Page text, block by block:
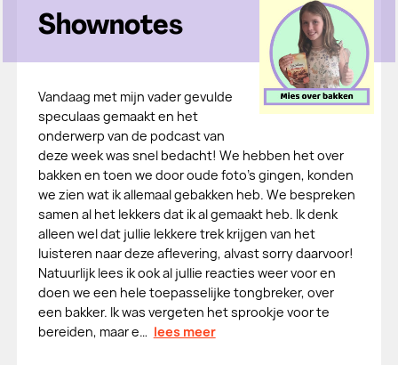
Shownotes
Vandaag met mijn vader gevulde
speculaas gemaakt en het
onderwerp van de podcast van
deze week was snel bedacht! We hebben het over
bakken en toen we door oude foto's gingen, konden
we zien wat ik allemaal gebakken heb. We bespreken
samen al het lekkers dat ik al gemaakt heb. Ik denk
alleen wel dat jullie lekkere trek krijgen van het
luisteren naar deze aflevering, alvast sorry daarvoor!
Natuurlijk lees ik ook al jullie reacties weer voor en
doen we een hele toepasselijke tongbreker, over
een bakker. Ik was vergeten het sprookje voor te
bereiden, maar e… lees meer